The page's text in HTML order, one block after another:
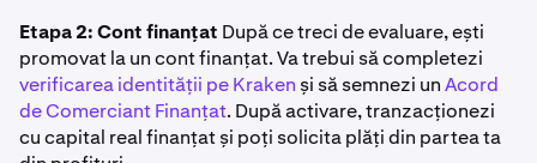
Etapa 2: Cont finanțat După ce treci de evaluare, ești
promovat la un cont finanțat. Va trebui să completezi
verificarea identității pe Kraken și să semnezi unAcord
de Comerciant Finanțat. După activare, tranzacționezi
cu capital real finanțat și poți solicita plăți din partea ta